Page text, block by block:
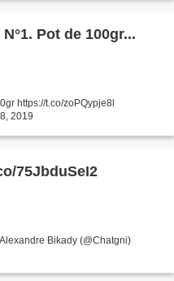
Pot de 100gr...
https://t.co/zoPQypje8l
2019
75JbduSeI2
Bikady (@Chatgni)